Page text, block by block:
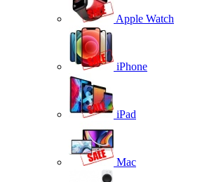
Apple Watch
iPhone
iPad
Mac